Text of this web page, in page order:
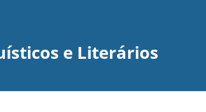
e Literários